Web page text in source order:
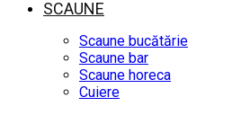
SCAUNE
Scaune bucătărie
Scaune bar
Scaune horeca
Cuiere